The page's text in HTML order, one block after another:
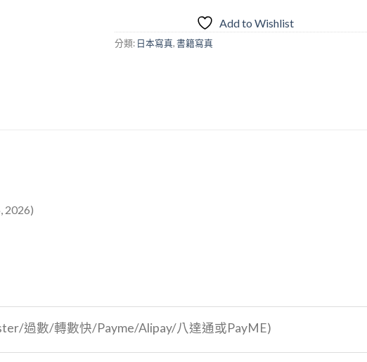
Add to Wishlist
分類: 日本寫真,書籍寫真
2026)
過數/轉數快/Payme/Alipay/八達通或PayME)